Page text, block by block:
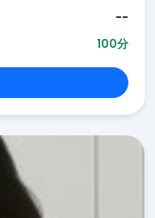
--
100分